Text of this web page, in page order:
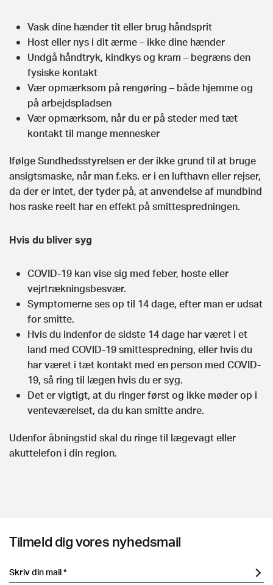
Vask dine hænder tit eller brug håndsprit
Host eller nys i dit ærme – ikke dine hænder
Undgå håndtryk, kindkys og kram – begræns den
fysiske kontakt
Vær opmærksom på rengøring – både hjemme og
på arbejdspladsen
Vær opmærksom, når du er på steder med tæt
kontakt til mange mennesker
Ifølge Sundhedsstyrelsen er der ikke grund til at bruge
ansigtsmaske, når man f.eks. er i en lufthavn eller rejser,
da der er intet, der tyder på, at anvendelse af mundbind
hos raske reelt har en effekt på smittespredningen.
Hvis du bliver syg
COVID-19 kan vise sig med feber, hoste eller
vejrtrækningsbesvær.
Symptomerne ses op til 14 dage, efter man er udsat
for smitte.
Hvis du indenfor de sidste 14 dage har været i et
land med COVID-19 smittespredning, eller hvis du
har været i tæt kontakt med en person med COVID-
19, så ring til lægen hvis du er syg.
Det er vigtigt, at du ringer først og ikke møder op i
venteværelset, da du kan smitte andre.
Udenfor åbningstid skal du ringe til lægevagt eller
akuttelefon i din region.
Tilmeld dig vores nyhedsmail